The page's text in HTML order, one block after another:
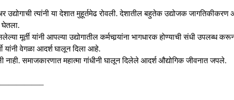
उद्योगाची त्यांनी या देशात मुहूर्तमेढ रोवली. देशातील बहुतेक उद्योजक
घेतला.
मूर्ती यांनी आपल्या उद्योगातील कर्मचार्‍यांना भागधारक होण्याची संधी उपलब्ध
यांनी वेगळा आदर्श घालून दिला आहे.
नाही. समाजकारणात महात्मा गांधीनी घालून दिलेले आदर्श औद्योगिक जीवनात जपले.